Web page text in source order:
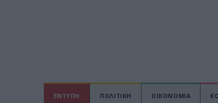
ΕΝΤΥΠΗ ΠΟΛΙΤΙΚΗ ΟΙΚΟΝΟΜΙΑ